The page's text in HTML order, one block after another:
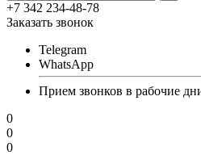
+7 342 234-48-78
Заказать звонок
Telegram
WhatsApp
Прием звонков в рабочие
0
0
0